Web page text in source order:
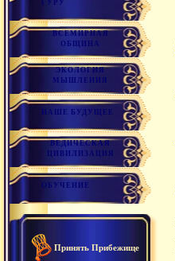
ГУРУ
ВСЕМИРНАЯ
ОБЩИНА
ЭКОЛОГИЯ
МЫШЛЕНИЯ
НАШЕ БУДУЩЕЕ
ВЕДИЧЕСКАЯ
ЦИВИЛИЗАЦИЯ
ОБУЧЕНИЕ
Принять Прибежище